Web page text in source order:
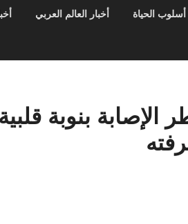
أسلوب الحياة أخبار العالم العربي
بنوبة